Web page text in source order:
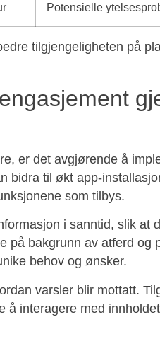
Potensielle
tilgjengeligheten på
er det avgjørende å
bidra til økt app-
som tilbys.
i sanntid, slik at
på bakgrunn av atferd og
behov og ønsker.
varsler blir mottatt.
å interagere med